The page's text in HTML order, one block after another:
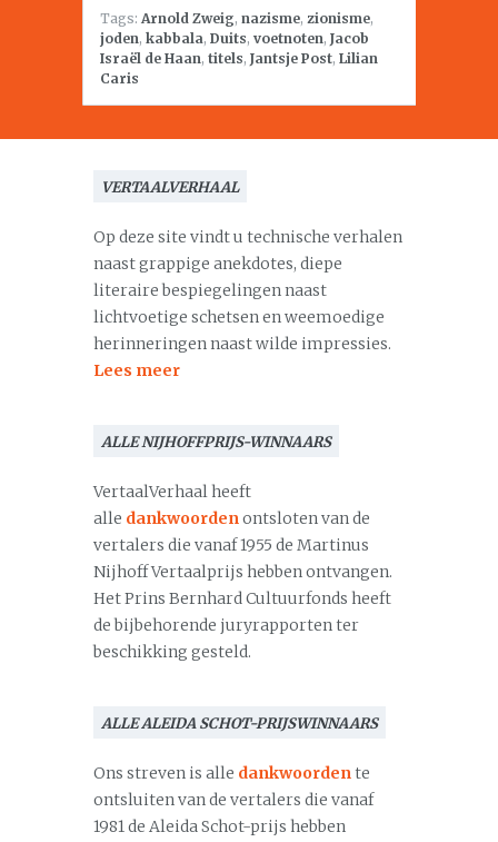
Tags: Arnold Zweig, nazisme, zionisme,
joden, kabbala, Duits, voetnoten, Jacob
Israël de Haan, titels, Jantsje Post, Lilian
Caris
VERTAALVERHAAL
Op deze site vindt u technische verhalen
naast grappige anekdotes, diepe
literaire bespiegelingen naast
lichtvoetige schetsen en weemoedige
herinneringen naast wilde impressies.
Lees meer
ALLE NIJHOFFPRIJS-WINNAARS
VertaalVerhaal heeft
alle dankwoordenontsloten van de
vertalers die vanaf 1955 de Martinus
Nijhoff Vertaalprijs hebben ontvangen.
Het Prins Bernhard Cultuurfonds heeft
de bijbehorende juryrapporten ter
beschikking gesteld.
ALLE ALEIDA SCHOT-PRIJSWINNAARS
Ons streven is alle dankwoordente
ontsluiten van de vertalers die vanaf
1981 de Aleida Schot-prijs hebben